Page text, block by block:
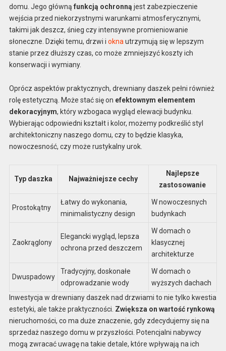
domu. Jego główną funkcją ochronną jest zabezpieczenie
wejścia przed niekorzystnymi warunkami atmosferycznymi,
takimi jak deszcz, śnieg czy intensywne promieniowanie
słoneczne. Dzięki temu, drzwi i oknautrzymują się w lepszym
stanie przez dłuższy czas, co może zmniejszyć koszty ich
konserwacji i wymiany.
Oprócz aspektów praktycznych, drewniany daszek pełni również
rolę estetyczną. Może stać się on efektownym elementem
dekoracyjnym, który wzbogaca wygląd elewacji budynku.
Wybierając odpowiedni kształt i kolor, możemy podkreślić styl
architektoniczny naszego domu, czy to będzie klasyka,
nowoczesność, czy może rustykalny urok.
Typ daszka Najważniejsze cechy
Najlepsze
zastosowanie
Prostokątny
Łatwy do wykonania,
minimalistyczny design
W nowoczesnych
budynkach
Zaokrąglony
Elegancki wygląd, lepsza
ochrona przed deszczem
W domach o
klasycznej
architekturze
Dwuspadowy
Tradycyjny, doskonałe
odprowadzanie wody
W domach o
wyższych dachach
Inwestycja w drewniany daszek nad drzwiami to nie tylko kwestia
estetyki, ale także praktyczności. Zwiększa on wartość rynkową
nieruchomości, co ma duże znaczenie, gdy zdecydujemy się na
sprzedaż naszego domu w przyszłości. Potencjalni nabywcy
mogą zwracać uwagę na takie detale, które wpływają na ich